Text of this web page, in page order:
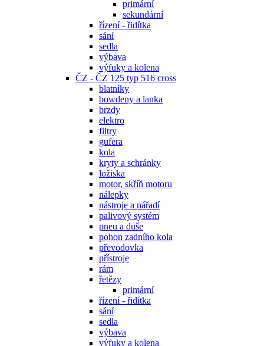
primární
sekundární
řízení - řidítka
sání
sedla
výbava
výfuky a kolena
ČZ - ČZ 125 typ 516 cross
blatníky
bowdeny a lanka
brzdy
elektro
filtry
gufera
kola
kryty a schránky
ložiska
motor, skříň motoru
nálepky
nástroje a nářadí
palivový systém
pneu a duše
pohon zadního kola
převodovka
přístroje
rám
řetězy
primární
řízení - řidítka
sání
sedla
výbava
výfuky a kolena